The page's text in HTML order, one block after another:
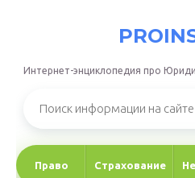
Интернет-энциклопедия про
Право Страхование